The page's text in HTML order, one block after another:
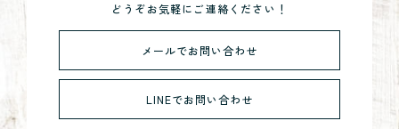
どうぞお気軽にご連絡ください！
メールでお問い合わせ
LINEでお問い合わせ